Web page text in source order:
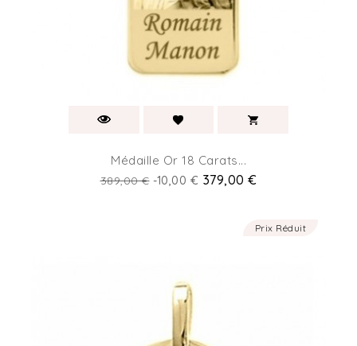
Médaille Or 18 Carats...
Prix
389,00 € -10,00 € Prix
379,00 €
Prix Réduit